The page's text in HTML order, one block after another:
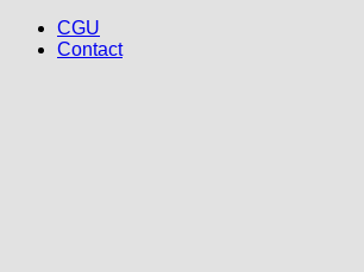
CGU
Contact